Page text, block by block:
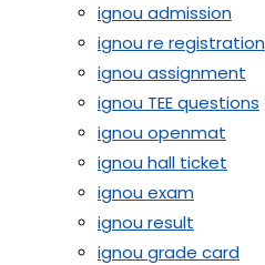
ignou admission
ignou re registration
ignou assignment
ignou TEE questions
ignou openmat
ignou hall ticket
ignou exam
ignou result
ignou grade card